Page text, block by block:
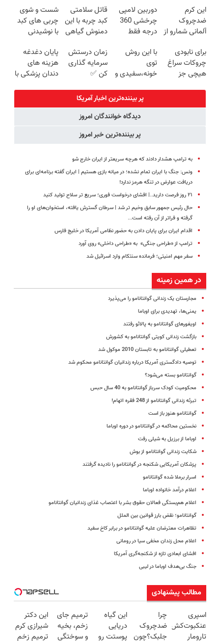
روزه ساخت!
20سال جوون
شدی🔥
این کرم
ضدچروک
آلمانی شمارو از
میکنه.
(تخفیف تا
امشب)
دوربین لامپی
چرخشی 360
درجه فقط
🔥 پرداخت
درب منزل
قاتل سلامتی
کبد چربه با این
دمنوش گیاهی
شست و شوی
چربی های کبد
با نوشیدنی
برای نابودی
چروکات سراغ
هیچی جز
با این روش
توی
خونه،سفیدی و
برگردون
(40%off)
زمان درستش
سرمایه گذاری
کن ✅
پایان دغدغه
هزینه های
دندان پزشکی با
پر بیننده‌ترین اخبار آمریکا
دیدگاه خوانندگان امروز
پر بیننده‌ترین خبر امروز
به ترامپ هشدار دادند که هرچه سریعتر از ایران خارج شو
ونس: جنگ با ایران تمام نشده؛ در میانه بازی هستیم | ایران گفته برنامه‌ای برای
دریافت عوارض در تنگه هرمز ندارد!
۲۱ روز فرصت دارید..| افشای درخواست فوری؛ سریع تر سلاح تولید کنید
حال رئیس جمهور سابق وخیم تر شد | سرطان گسترش یافته، استخوان‌های او را
گرفته و فراتر از آن رفته است...
اقدام ایران برای پایان دادن به حضور نظامی آمریکا در خلیج فارس
ترامپ از «طراحی جنگی» به «طراحی داخلی» روی آورد
سفر مهم امنیتی؛ فرمانده سنتکام وارد اسرائیل شد
در همین زمینه
مجارستان یک زندانی گوانتانامو را می‌پذیرد
یمنی‌ها، تهدیدی برای اوباما
اویغورهای گوانتانامو به پالائو رفتند
بازگشت زندانی کویتی گوانتانامو به کشورش
تعطیلی گوانتانامو به تابستان 2010 موکول شد
توصیه دادگستری آمریکا درباره زندانیان گوانتانامو محکوم شد
گوانتانامو بسته می‌شود؟
محکومیت کودک سرباز گوانتانامو به 40 سال حبس
تبرئه زندانی گوانتانامو از 248 فقره اتهام!
گوانتانامو هنوز باز است
نخستین محاکمه در گوانتانامو در دوره اوباما
اوباما از برزیل به شیلی رفت
شکایت زندانی گوانتانامو از بوش
پزشکان آمریکایی شکنجه در گوانتانامو را نادیده گرفتند
اسرار برملا شده گوانتانامو
اعلام درآمد خانواده اوباما
اعلام هم‌بستگی فعالان حقوق بشر با اعتصاب غذای زندانیان گوانتانامو
گوانتانامو؛ نقض بارز قوانین بین الملل
تظاهرات معترضان علیه گوانتانامو در برابر کاخ سفید
اعلام محل زندان مخفی سیا در رومانی
افشای ابعادی تازه از شکنجه‌‎گری آمریکا
جنگ بی‌هدف اوباما در لیبی
مطالب پیشنهادی
اسپری
عنکبوت‌‌کش
تارومار
چرا
ضدچروک
جلبک؟چون
این گیاه
دریایی
پوستت رو
ترمیم جای
زخم، بخیه
و سوختگی
این دکتر
شیرازی کرم
ترمیم زخم